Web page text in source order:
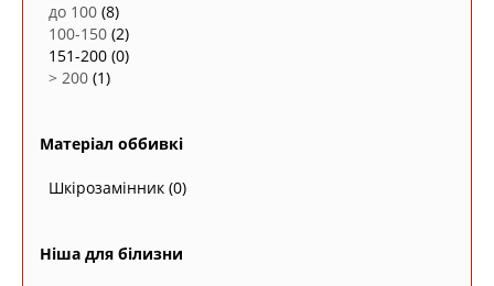
до 100 (8)
100-150 (2)
151-200 (0)
> 200 (1)
Матеріал оббивкі
Шкірозамінник (0)
Ніша для білизни